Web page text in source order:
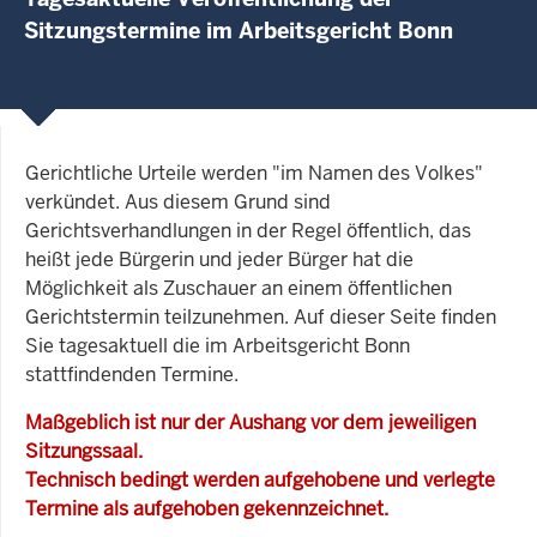
Sitzungstermine im Arbeitsgericht Bonn
Gerichtliche Urteile werden "im Namen des Volkes"
verkündet. Aus diesem Grund sind
Gerichtsverhandlungen in der Regel öffentlich, das
heißt jede Bürgerin und jeder Bürger hat die
Möglichkeit als Zuschauer an einem öffentlichen
Gerichtstermin teilzunehmen. Auf dieser Seite finden
Sie tagesaktuell die im Arbeitsgericht Bonn
stattfindenden Termine.
Maßgeblich ist nur der Aushang vor dem jeweiligen
Sitzungssaal.
Technisch bedingt werden aufgehobene und verlegte
Termine als aufgehoben gekennzeichnet.